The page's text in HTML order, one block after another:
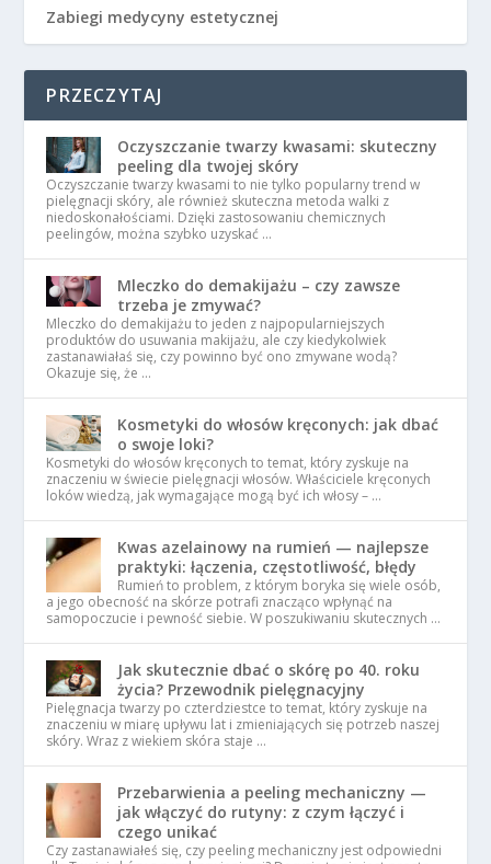
Zabiegi medycyny estetycznej
PRZECZYTAJ
Oczyszczanie twarzy kwasami: skuteczny
peeling dla twojej skóry
Oczyszczanie twarzy kwasami to nie tylko popularny trend w
pielęgnacji skóry, ale również skuteczna metoda walki z
niedoskonałościami. Dzięki zastosowaniu chemicznych
peelingów, można szybko uzyskać …
Mleczko do demakijażu – czy zawsze
trzeba je zmywać?
Mleczko do demakijażu to jeden z najpopularniejszych
produktów do usuwania makijażu, ale czy kiedykolwiek
zastanawiałaś się, czy powinno być ono zmywane wodą?
Okazuje się, że …
Kosmetyki do włosów kręconych: jak dbać
o swoje loki?
Kosmetyki do włosów kręconych to temat, który zyskuje na
znaczeniu w świecie pielęgnacji włosów. Właściciele kręconych
loków wiedzą, jak wymagające mogą być ich włosy – …
Kwas azelainowy na rumień — najlepsze
praktyki: łączenia, częstotliwość, błędy
Rumień to problem, z którym boryka się wiele osób,
a jego obecność na skórze potrafi znacząco wpłynąć na
samopoczucie i pewność siebie. W poszukiwaniu skutecznych …
Jak skutecznie dbać o skórę po 40. roku
życia? Przewodnik pielęgnacyjny
Pielęgnacja twarzy po czterdziestce to temat, który zyskuje na
znaczeniu w miarę upływu lat i zmieniających się potrzeb naszej
skóry. Wraz z wiekiem skóra staje …
Przebarwienia a peeling mechaniczny —
jak włączyć do rutyny: z czym łączyć i
czego unikać
Czy zastanawiałeś się, czy peeling mechaniczny jest odpowiedni